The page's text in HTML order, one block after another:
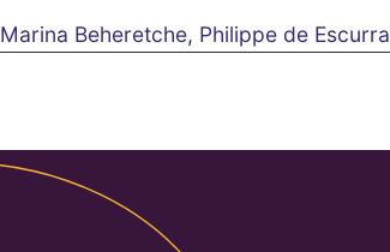
Marina Beheretche, Philippe de Escurra